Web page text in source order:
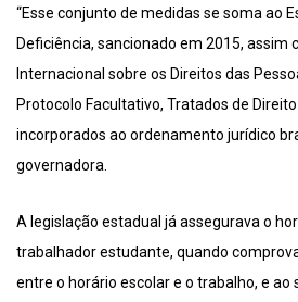
“Esse conjunto de medidas se soma ao
Deficiência, sancionado em 2015, assim
Internacional sobre os Direitos das
Protocolo Facultativo, Tratados de
incorporados ao ordenamento jurídico
governadora.
A legislação estadual já assegurava o
trabalhador estudante, quando
entre o horário escolar e o trabalho, e ao